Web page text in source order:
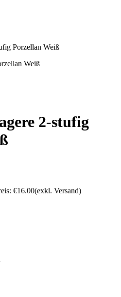
Porzellan Weiß
Weiß
2-stufig
: €16.00(exkl. Versand)